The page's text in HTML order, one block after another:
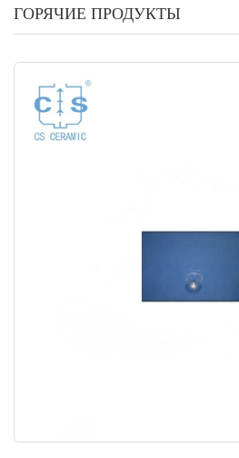
ГОРЯЧИЕ ПРОДУКТЫ